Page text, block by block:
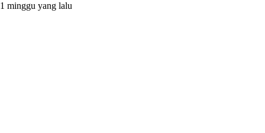
1 minggu yang lalu